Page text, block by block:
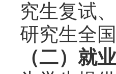
究生复试
研究生全
（二）就